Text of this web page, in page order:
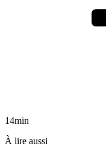
14min
À lire aussi